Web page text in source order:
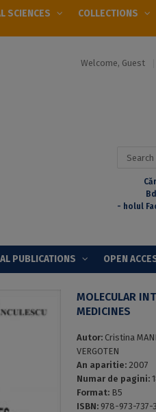
SCIENCES COLLECTIONS
Welcome, Guest
Search
- holul
PUBLICATIONS OPEN
MOLECULAR
MEDICINES
Autor: Cristina
VERGOTEN
An aparitie: 2007
Numar de pagini:
Format: B5
ISBN: 978-973-737-